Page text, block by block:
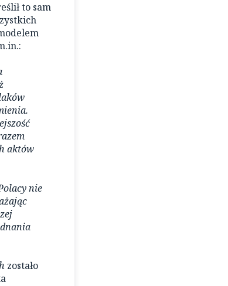
to sam
aktów
nie
zostało